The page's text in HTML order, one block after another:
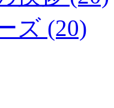
ズ (20)